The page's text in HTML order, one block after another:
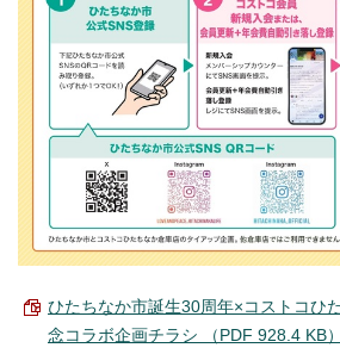
ひたちなか市誕生30周年×コストコひ
念コラボ企画チラシ （PDF 928.4 KB）